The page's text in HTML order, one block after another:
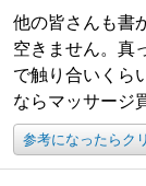
他の皆さんも書
空きません。真
で触り合いくら
ならマッサージ
参考になったらク